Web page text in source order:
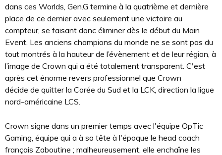
dans ces Worlds, Gen.G termine à la quatrième et dernière
place de ce dernier avec seulement une victoire au
compteur, se faisant donc éliminer dès le début du Main
Event. Les anciens champions du monde ne se sont pas du
tout montrés à la hauteur de l’évènement et de leur région, à
l’image de Crown qui a été totalement transparent. C'est
après cet énorme revers professionnel que Crown
décide de quitter la Corée du Sud et la LCK, direction la ligue
nord-américaine LCS.
Crown signe dans un premier temps avec l'équipe OpTic
Gaming, équipe qui a à sa tête à l'époque le head coach
français Zaboutine ; malheureusement, elle enchaîne les